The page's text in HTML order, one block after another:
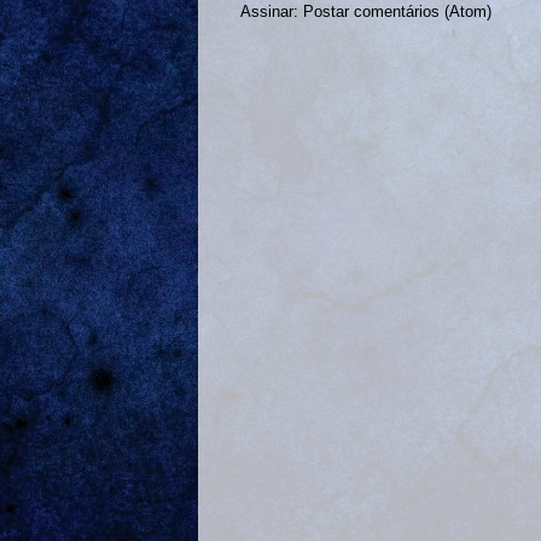
Assinar: Postar comentários (Atom)